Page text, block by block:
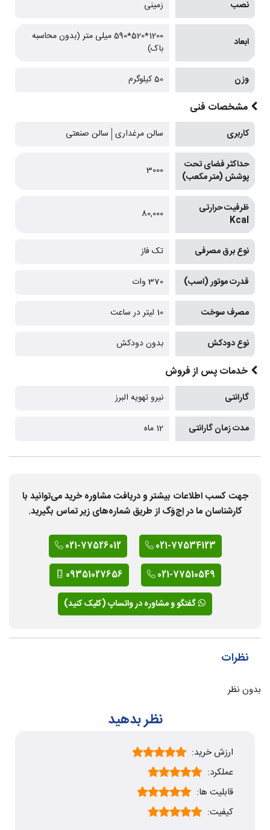
نصب زمینی
ابعاد
1200*520*590 میلی متر (بدون محاسبه
باک)
وزن 50 کیلوگرم
مشخصات فنی
کاربری سالن مرغداری سالن صنعتی
حداکثر فضای تحت
پوشش (متر مکعب)
3000
ظرفیت حرارتی
Kcal
80,000
نوع برق مصرفی تک فاز
قدرت موتور (اسب) 370 وات
مصرف سوخت 10 لیتر در ساعت
نوع دودکش بدون دودکش
خدمات پس از فروش
گارانتی نیرو تهویه البرز
مدت زمان گارانتی 12 ماه
جهت کسب اطلاعات بیشتر و دریافت مشاوره خرید می‌توانید با
کارشناسان ما در اِچ‌وَک از طریق شماره‌های زیر تماس بگیرید.
021-77534123
021-77526012
021-77510549
09351027656
گفتگو و مشاوره در واتساپ (کلیک کنید)
نظرات
بدون نظر
نظر بدهید
ارزش خرید:
عملکرد:
قابلیت ها:
کیفیت: